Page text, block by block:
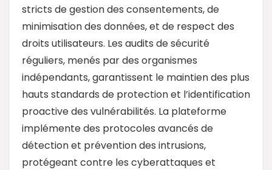
stricts de gestion des consentements, de
minimisation des données, et de respect des
droits utilisateurs. Les audits de sécurité
réguliers, menés par des organismes
indépendants, garantissent le maintien des plus
hauts standards de protection et l’identification
proactive des vulnérabilités. La plateforme
implémente des protocoles avancés de
détection et prévention des intrusions,
protégeant contre les cyberattaques et